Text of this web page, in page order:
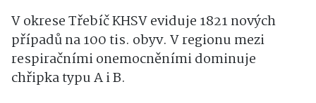
V okrese Třebíč KHSV eviduje 1821 nových
případů na 100 tis. obyv. V regionu mezi
respiračními onemocněními dominuje
chřipka typu A i B.